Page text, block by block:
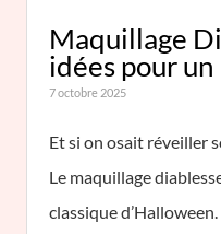
Maquillage
idées pour
7 octobre 2025
Et si on osait réveiller
Le maquillage
classique